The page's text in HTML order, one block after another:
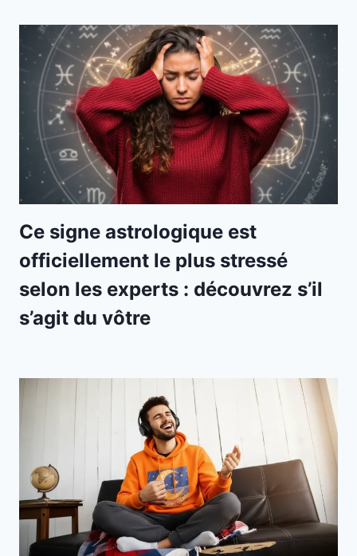
Ce signe astrologique est
officiellement le plus stressé
selon les experts : découvrez s’il
s’agit du vôtre